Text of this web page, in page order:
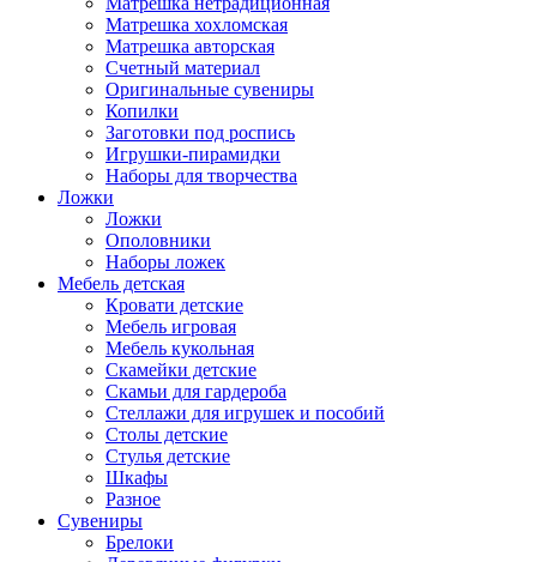
Матрешка хохломская
Матрешка авторская
Счетный материал
Оригинальные сувениры
Копилки
Заготовки под роспись
Игрушки-пирамидки
Наборы для творчества
Ложки
Ложки
Ополовники
Наборы ложек
Мебель детская
Кровати детские
Мебель игровая
Мебель кукольная
Скамейки детские
Скамьи для гардероба
Стеллажи для игрушек и пособий
Столы детские
Стулья детские
Шкафы
Разное
Сувениры
Брелоки